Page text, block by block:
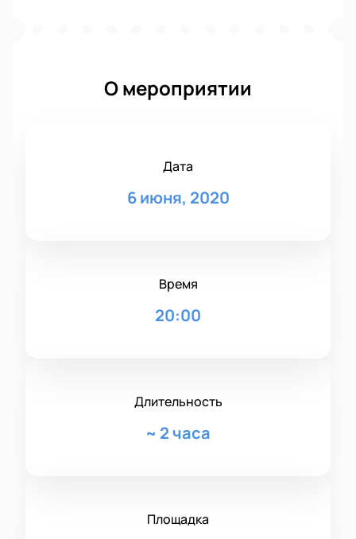
О мероприятии
Дата
6 июня, 2020
Время
20:00
Длительность
~ 2 часа
Площадка